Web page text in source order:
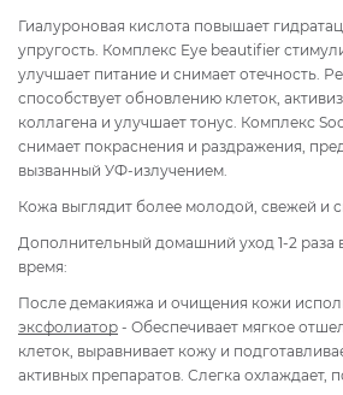
Гиалуроновая кислота повышает
упругость. Комплекс Eye beautifier
улучшает питание и снимает отечность.
способствует обновлению клеток,
коллагена и улучшает тонус. Комплекс
снимает покраснения и раздражения,
вызванный УФ-излучением.
Кожа выглядит более молодой, свежей и
Дополнительный домашний уход 1-2 раза
время:
После демакияжа и очищения кожи
эксфолиатор - Обеспечивает мягкое
клеток, выравнивает кожу и
активных препаратов. Слегка охлаждает,